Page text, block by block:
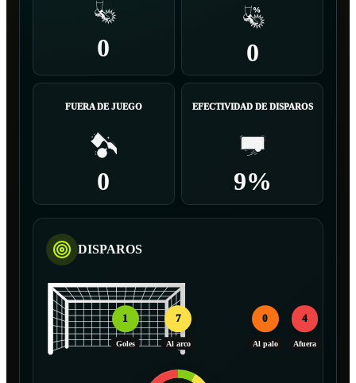
0 0
FUERA DE JUEGO
0
EFECTIVIDAD DE DISPAROS
9%
DISPAROS
1
Goles
7
Al arco
0
Al palo
4
Afuera